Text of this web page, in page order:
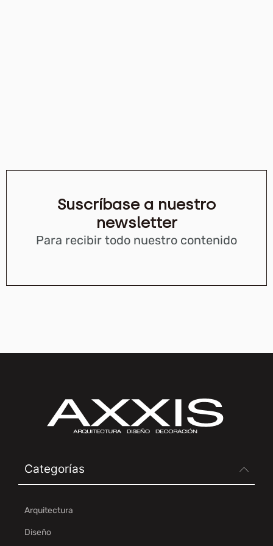
Suscríbase a nuestro
newsletter
Para recibir todo nuestro contenido
Categorías
Arquitectura
Diseño